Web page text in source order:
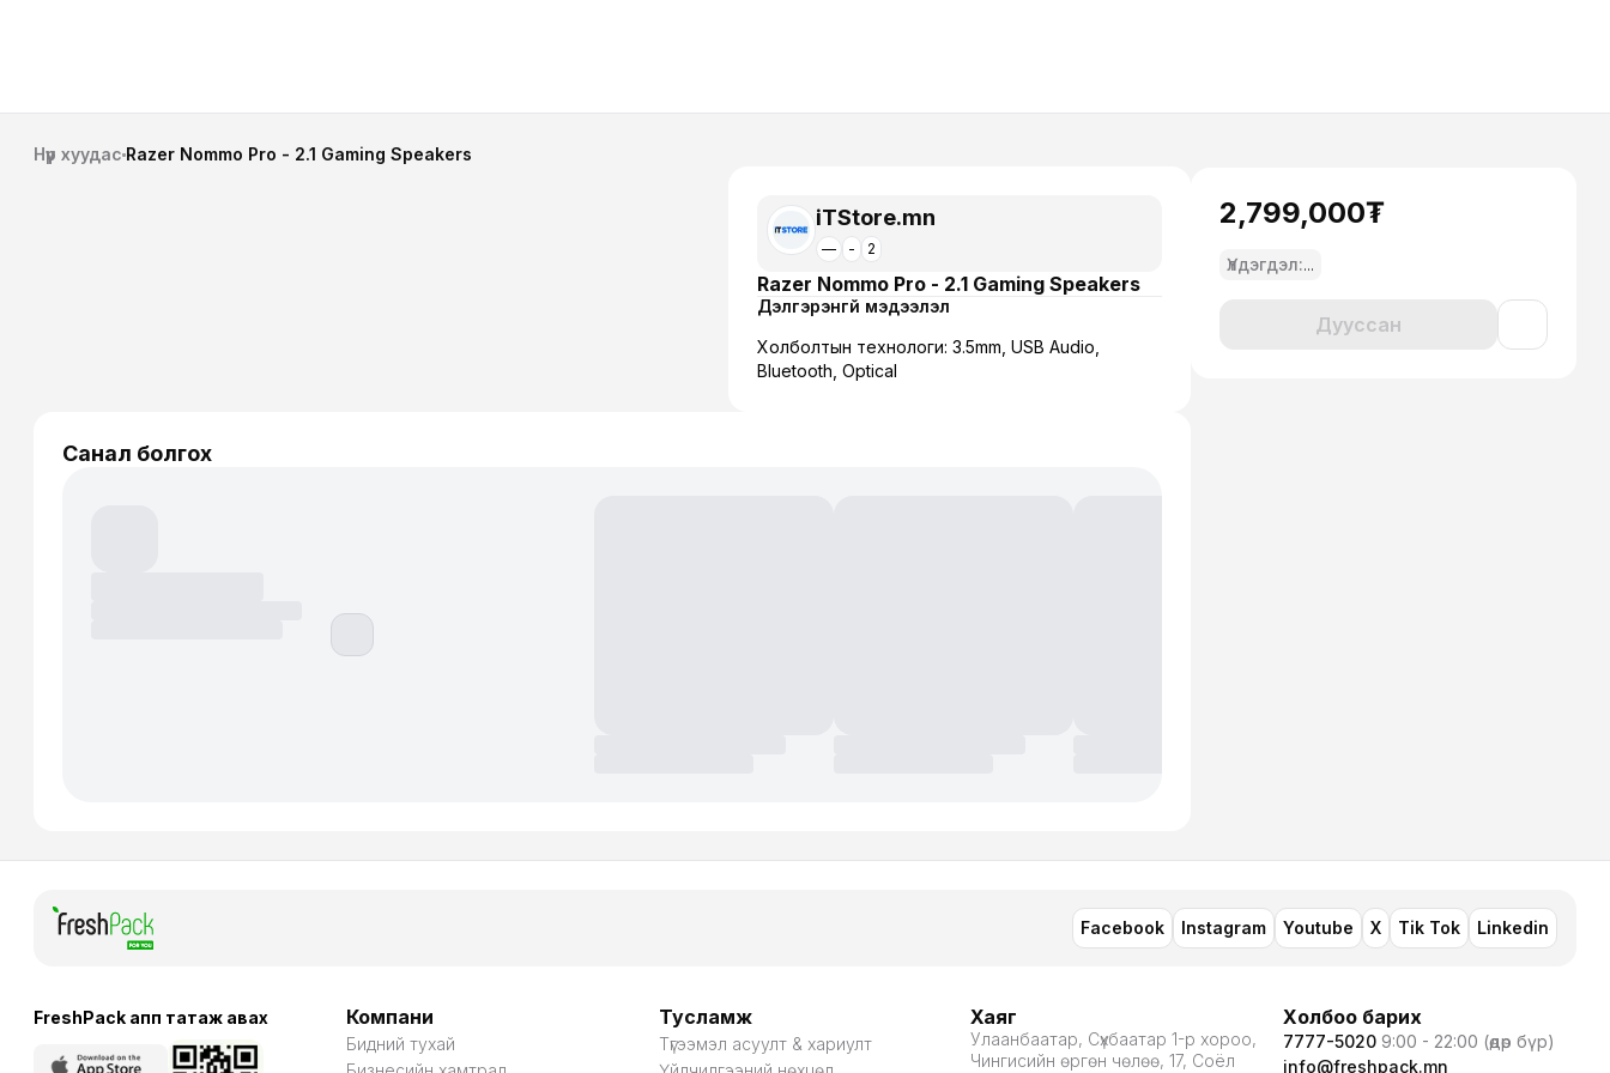
Нүүр хуудас Razer Nommo Pro - 2.1 Gaming Speakers
iTStore.mn
— - 2
Razer Nommo Pro - 2.1 Gaming Speakers
Дэлгэрэнгүй мэдээлэл
Холболтын технологи: 3.5mm, USB Audio,
Bluetooth, Optical
Санал болгох
2,799,000₮
Үлдэгдэл:...
Дууссан
Facebook Instagram Youtube X Tik Tok Linkedin
FreshPack апп татаж авaх Компани
Бидний тухай
Тусламж
Түгээмэл асуулт & хариулт
Хаяг
Улаанбаатар, Сүхбаатар 1-р хороо,
Чингисийн өргөн чөлөө, 17, Соёл
Холбоо барих
7777-5020 9:00 - 22:00 (өдөр бүр)
info@freshpack.mn